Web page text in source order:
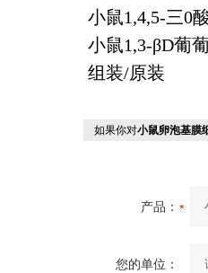
小鼠1,4,5-三0
小鼠1,3-βD葡
组装/原装
如果你对小鼠卵泡基膜
产品：
您的单位：